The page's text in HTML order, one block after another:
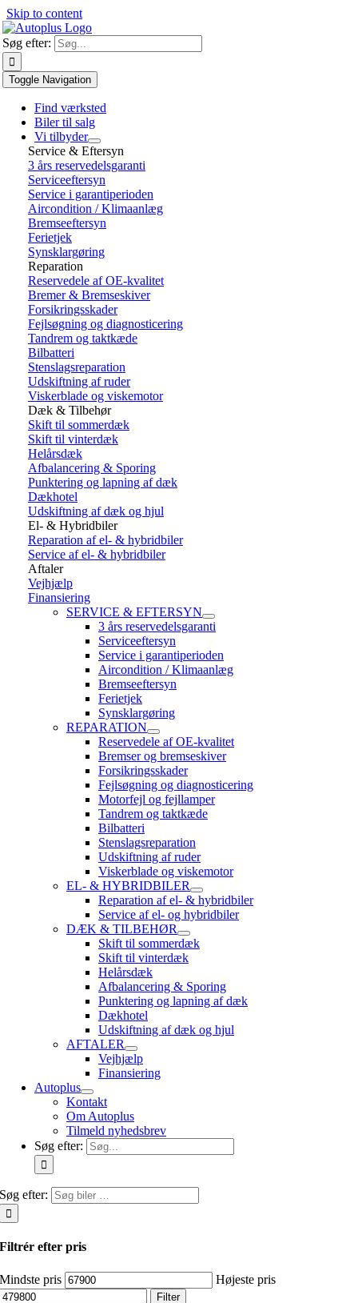
Skip to content
Søg efter:
Toggle Navigation
Find værksted
Biler til salg
Vi tilbyder
Service & Eftersyn
3 års reservedelsgaranti
Serviceeftersyn
Service i garantiperioden
Aircondition / Klimaanlæg
Bremseeftersyn
Ferietjek
Synsklargøring
Reparation
Reservedele af OE-kvalitet
Bremer & Bremseskiver
Forsikringsskader
Fejlsøgning og diagnosticering
Tandrem og taktkæde
Bilbatteri
Stenslagsreparation
Udskiftning af ruder
Viskerblade og viskemotor
Dæk & Tilbehør
Skift til sommerdæk
Skift til vinterdæk
Helårsdæk
Afbalancering & Sporing
Punktering og lapning af dæk
Dækhotel
Udskiftning af dæk og hjul
El- & Hybridbiler
Reparation af el- & hybridbiler
Service af el- & hybridbiler
Aftaler
Vejhjælp
Finansiering
SERVICE & EFTERSYN
3 års reservedelsgaranti
Serviceeftersyn
Service i garantiperioden
Aircondition / Klimaanlæg
Bremseeftersyn
Ferietjek
Synsklargøring
REPARATION
Reservedele af OE-kvalitet
Bremser og bremseskiver
Forsikringsskader
Fejlsøgning og diagnosticering
Motorfejl og fejllamper
Tandrem og taktkæde
Bilbatteri
Stenslagsreparation
Udskiftning af ruder
Viskerblade og viskemotor
EL- & HYBRIDBILER
Reparation af el- & hybridbiler
Service af el- og hybridbiler
DÆK & TILBEHØR
Skift til sommerdæk
Skift til vinterdæk
Helårsdæk
Afbalancering & Sporing
Punktering og lapning af dæk
Dækhotel
Udskiftning af dæk og hjul
AFTALER
Vejhjælp
Finansiering
Autoplus
Kontakt
Om Autoplus
Tilmeld nyhedsbrev
Søg efter:
Søg efter:
Filtrér efter pris
Mindste pris Højeste pris
Filter